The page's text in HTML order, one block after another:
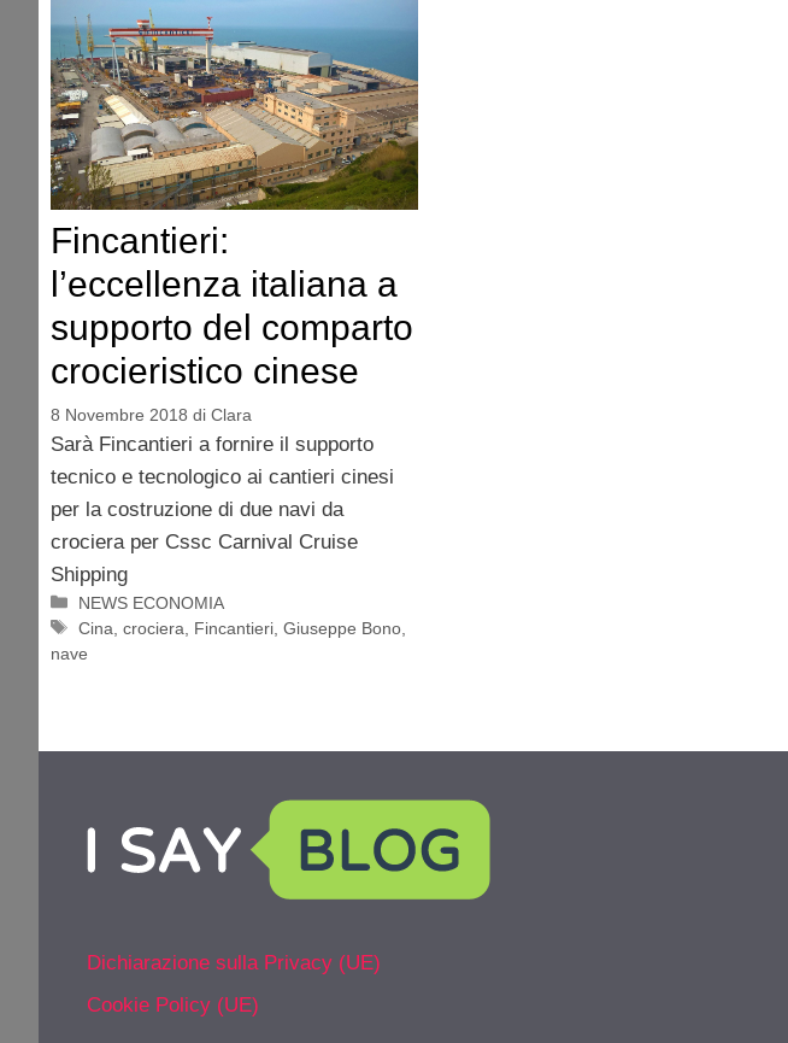
Fincantieri:
l’eccellenza italiana a
supporto del comparto
crocieristico cinese
8 Novembre 2018 di Clara
Sarà Fincantieri a fornire il supporto
tecnico e tecnologico ai cantieri cinesi
per la costruzione di due navi da
crociera per Cssc Carnival Cruise
Shipping
Categorie
NEWS ECONOMIA
Tag
Cina ,crociera Fincantieri ,Giuseppe Bono
nave
Dichiarazione sulla Privacy (UE)
Cookie Policy (UE)